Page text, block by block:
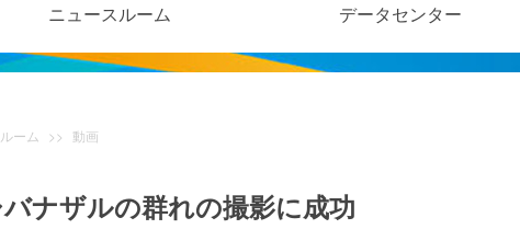
ニュースルーム データセンター
ーム >> 動画
ナザルの群れの撮影に成功